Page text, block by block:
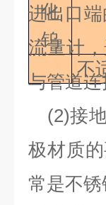
化
钨
不
进出口
流量计
与管道
(2)接
极材质
常是不锈